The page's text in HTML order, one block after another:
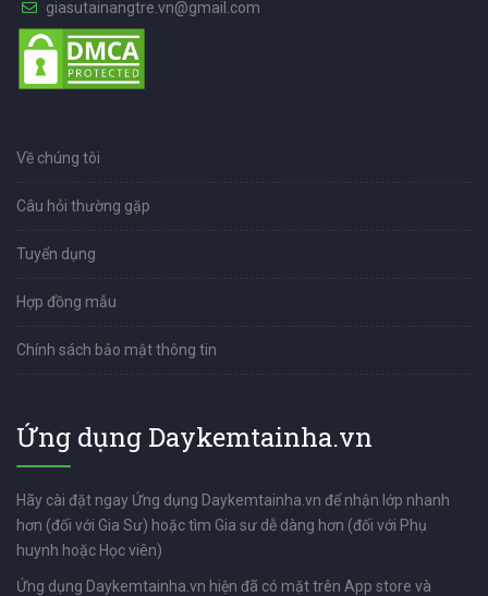
giasutainangtre.vn@gmail.com
Về chúng tôi
Câu hỏi thường gặp
Tuyển dụng
Hợp đồng mẫu
Chính sách bảo mật thông tin
Ứng dụng Daykemtainha.vn
Hãy cài đặt ngay Ứng dụng Daykemtainha.vn để nhận lớp nhanh
hơn (đối với Gia Sư) hoặc tìm Gia sư dễ dàng hơn (đối với Phụ
huynh hoặc Học viên)
Ứng dụng Daykemtainha.vn hiện đã có mặt trên App store và